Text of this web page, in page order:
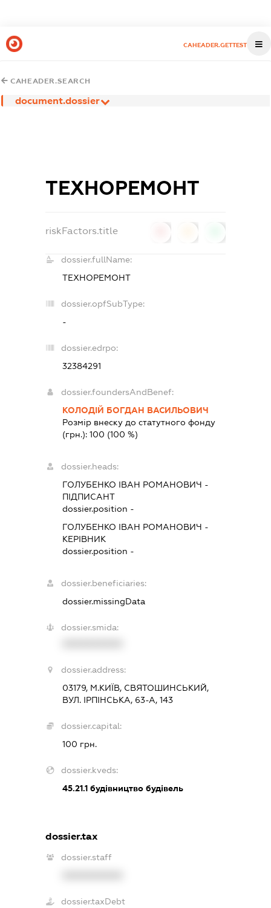
CAHEADER.GETTEST
CAHEADER.SEARCH
document.dossier
ТЕХНОРЕМОНТ
riskFactors.title
dossier.fullName:
ТЕХНОРЕМОНТ
dossier.opfSubType:
-
dossier.edrpo:
32384291
dossier.foundersAndBenef:
КОЛОДІЙ БОГДАН ВАСИЛЬОВИЧ
Розмір внеску до статутного фонду
(грн.):100 (100 %)
dossier.heads:
ГОЛУБЕНКО ІВАН РОМАНОВИЧ -
ПІДПИСАНТ
dossier.position -
ГОЛУБЕНКО ІВАН РОМАНОВИЧ -
КЕРІВНИК
dossier.position -
dossier.beneficiaries:
dossier.missingData
dossier.smida:
dossier.address:
03179, М.КИЇВ, СВЯТОШИНСЬКИЙ,
ВУЛ. ІРПІНСЬКА, 63-А, 143
dossier.capital:
100 грн.
dossier.kveds:
45.21.1 будівництво будівель
dossier.tax
dossier.staff
dossier.taxDebt